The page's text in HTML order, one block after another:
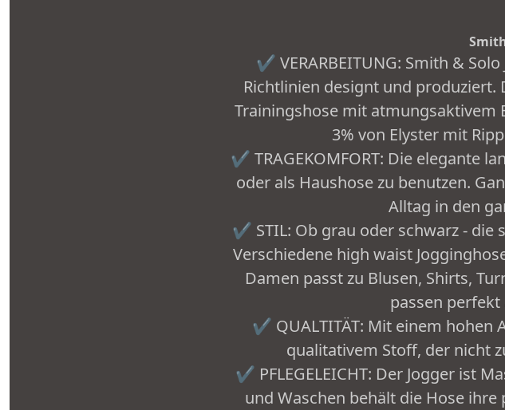
✔️ VERARBEITUNG: Smith &
Richtlinien designt und produziert.
Trainingshose mit atmungsaktivem
3% von Elyster mit
✔️ TRAGEKOMFORT: Die elegante
oder als Haushose zu benutzen.
Alltag in den
✔️ STIL: Ob grau oder schwarz - die
Verschiedene high waist
Damen passt zu Blusen, Shirts,
passen
✔️ QUALTITÄT: Mit einem hohen
qualitativem Stoff, der nicht
✔️ PFLEGELEICHT: Der Jogger ist
und Waschen behält die Hose